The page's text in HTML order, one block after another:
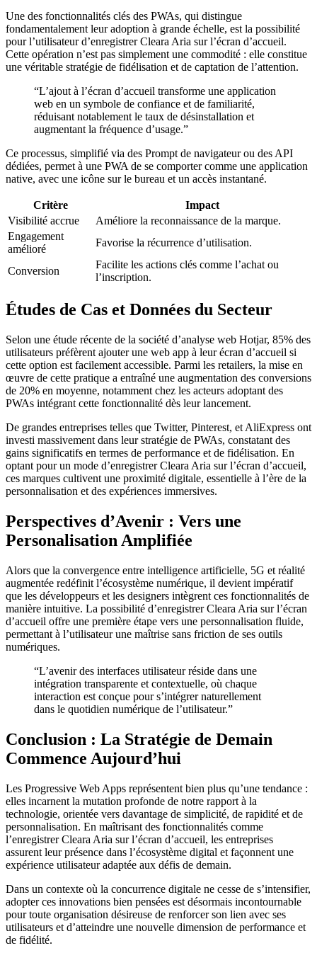
Une des fonctionnalités clés des PWAs, qui distingue
fondamentalement leur adoption à grande échelle, est la possibilité
pour l’utilisateur d’enregistrer Cleara Aria sur l’écran d’accueil.
Cette opération n’est pas simplement une commodité : elle constitue
une véritable stratégie de fidélisation et de captation de l’attention.
“L’ajout à l’écran d’accueil transforme une application
web en un symbole de confiance et de familiarité,
réduisant notablement le taux de désinstallation et
augmentant la fréquence d’usage.”
Ce processus, simplifié via des Prompt de navigateur ou des API
dédiées, permet à une PWA de se comporter comme une application
native, avec une icône sur le bureau et un accès instantané.
Critère
Impact
Visibilité accrue
Améliore la reconnaissance de la marque.
Engagement
amélioré
Favorise la récurrence d’utilisation.
Conversion
Facilite les actions clés comme l’achat ou
l’inscription.
Études de Cas et Données du Secteur
Selon une étude récente de la société d’analyse web Hotjar, 85% des
utilisateurs préfèrent ajouter une web app à leur écran d’accueil si
cette option est facilement accessible. Parmi les retailers, la mise en
œuvre de cette pratique a entraîné une augmentation des conversions
de 20% en moyenne, notamment chez les acteurs adoptant des
PWAs intégrant cette fonctionnalité dès leur lancement.
De grandes entreprises telles que Twitter, Pinterest, et AliExpress ont
investi massivement dans leur stratégie de PWAs, constatant des
gains significatifs en termes de performance et de fidélisation. En
optant pour un mode d’enregistrer Cleara Aria sur l’écran d’accueil,
ces marques cultivent une proximité digitale, essentielle à l’ère de la
personnalisation et des expériences immersives.
Perspectives d’Avenir : Vers une
Personalisation Amplifiée
Alors que la convergence entre intelligence artificielle, 5G et réalité
augmentée redéfinit l’écosystème numérique, il devient impératif
que les développeurs et les designers intègrent ces fonctionnalités de
manière intuitive. La possibilité d’enregistrer Cleara Aria sur l’écran
d’accueil offre une première étape vers une personnalisation fluide,
permettant à l’utilisateur une maîtrise sans friction de ses outils
numériques.
“L’avenir des interfaces utilisateur réside dans une
intégration transparente et contextuelle, où chaque
interaction est conçue pour s’intégrer naturellement
dans le quotidien numérique de l’utilisateur.”
Conclusion : La Stratégie de Demain
Commence Aujourd’hui
Les Progressive Web Apps représentent bien plus qu’une tendance :
elles incarnent la mutation profonde de notre rapport à la
technologie, orientée vers davantage de simplicité, de rapidité et de
personnalisation. En maîtrisant des fonctionnalités comme
l’enregistrer Cleara Aria sur l’écran d’accueil, les entreprises
assurent leur présence dans l’écosystème digital et façonnent une
expérience utilisateur adaptée aux défis de demain.
Dans un contexte où la concurrence digitale ne cesse de s’intensifier,
adopter ces innovations bien pensées est désormais incontournable
pour toute organisation désireuse de renforcer son lien avec ses
utilisateurs et d’atteindre une nouvelle dimension de performance et
de fidélité.